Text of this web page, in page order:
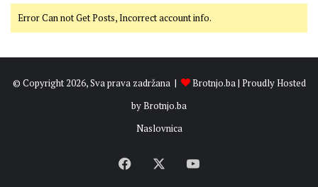
Error Can not Get Posts, Incorrect account info.
© Copyright 2026, Sva prava zadržana | Brotnjo.ba| Proudly Hosted
byBrotnjo.ba
Naslovnica
Facebook YouTube